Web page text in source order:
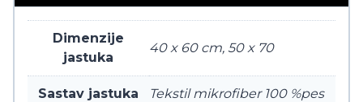
Dimenzije
jastuka
40 x 60 cm, 50 x 70
Sastav jastuka Tekstil mikrofiber 100 %pes